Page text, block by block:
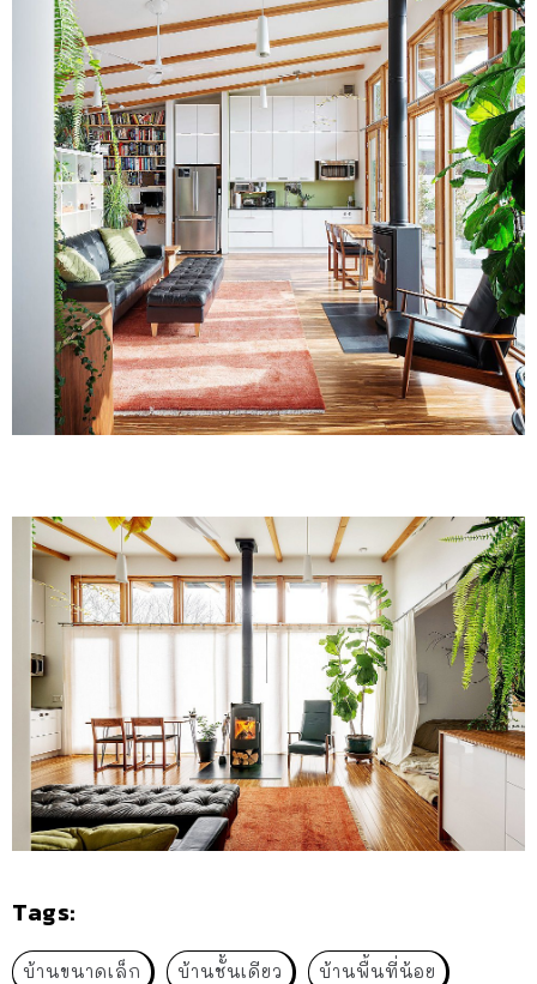
Tags:
บ้านขนาดเล็ก บ้านชั้นเดียว บ้านพื้นที่น้อย